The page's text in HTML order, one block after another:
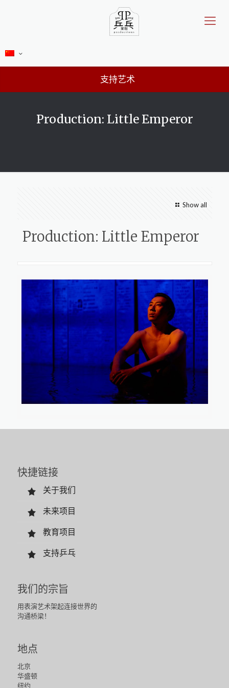
支持艺术
Production: Little Emperor
Show all
Production: Little Emperor
快捷链接
关于我们
未来项目
教育项目
支持乒乓
我们的宗旨
用表演艺术架起连接世界的
沟通桥梁！
地点
北京
华盛顿
纽约